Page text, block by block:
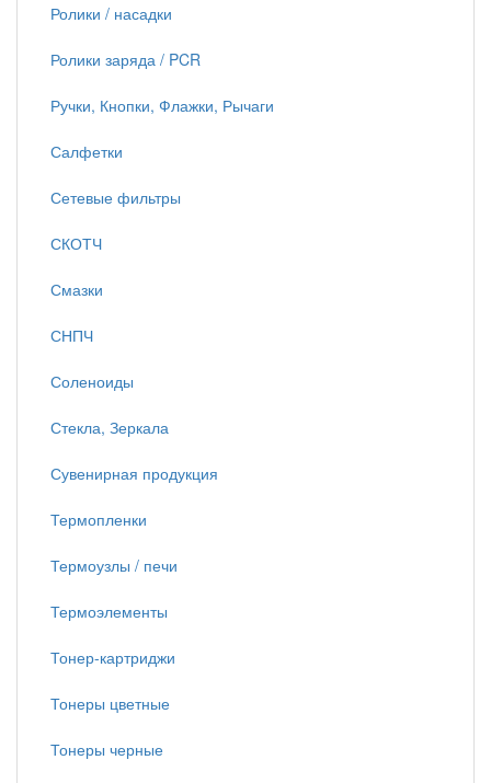
Ролики / насадки
Ролики заряда / PCR
Ручки, Кнопки, Флажки, Рычаги
Салфетки
Сетевые фильтры
СКОТЧ
Смазки
СНПЧ
Соленоиды
Стекла, Зеркала
Сувенирная продукция
Термопленки
Термоузлы / печи
Термоэлементы
Тонер-картриджи
Тонеры цветные
Тонеры черные